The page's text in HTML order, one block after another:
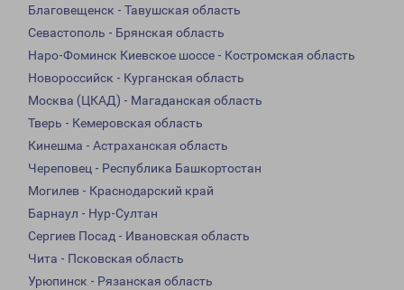
Благовещенск - Тавушская область
Севастополь - Брянская область
Наро-Фоминск Киевское шоссе - Костромская область
Новороссийск - Курганская область
Москва (ЦКАД) - Магаданская область
Тверь - Кемеровская область
Кинешма - Астраханская область
Череповец - Республика Башкортостан
Могилев - Краснодарский край
Барнаул - Нур-Султан
Сергиев Посад - Ивановская область
Чита - Псковская область
Урюпинск - Рязанская область